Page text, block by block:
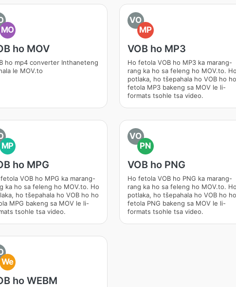
MO
ho MOV
ho mp4 converter Inthaneteng
le MOV.to
VO
MP
VOB ho MP3
Ho fetola VOB ho MP3 ka marang-
rang ka ho sa feleng ho MOV.to. Ho
potlaka, ho tšepahala ho VOB ho ho
fetola MP3 bakeng sa MOV le li-
formats tsohle tsa video.
MP
ho MPG
VOB ho MPG ka marang-
ka ho sa feleng ho MOV.to. Ho
ho tšepahala ho VOB ho ho
MPG bakeng sa MOV le li-
tsohle tsa video.
VO
PN
VOB ho PNG
Ho fetola VOB ho PNG ka marang-
rang ka ho sa feleng ho MOV.to. Ho
potlaka, ho tšepahala ho VOB ho ho
fetola PNG bakeng sa MOV le li-
formats tsohle tsa video.
We
ho WEBM